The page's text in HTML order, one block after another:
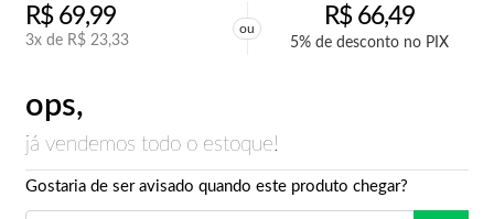
R$69,99
3x de R$ 23,33
ou R$66,49
5% de desconto no PIX
ops,
já vendemos todo o estoque!
Gostaria de ser avisado quando este produto chegar?